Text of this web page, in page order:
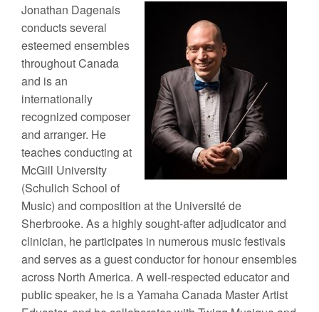
Jonathan Dagenais
conducts several
esteemed ensembles
throughout Canada
and is an
internationally
recognized composer
and arranger. He
teaches conducting at
McGill University
(Schulich School of
Music) and composition at the Université de
Sherbrooke. As a highly sought-after adjudicator and
clinician, he participates in numerous music festivals
and serves as a guest conductor for honour ensembles
across North America. A well-respected educator and
public speaker, he is a Yamaha Canada Master Artist